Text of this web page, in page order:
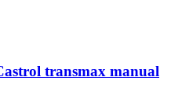
transmax manual